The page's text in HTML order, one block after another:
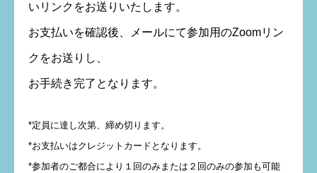
いリンクをお送りいたします。
お支払いを確認後、メールにて参加用のZoomリン
クをお送りし、
お手続き完了となります。
*定員に達し次第、締め切ります。
*お支払いはクレジットカードとなります。
*参加者のご都合により１回のみまたは２回のみの参加も可能